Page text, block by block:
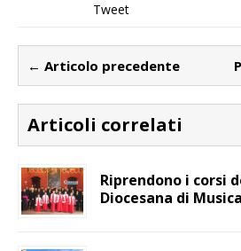
Tweet
← Articolo precedente
Articoli correlati
Riprendono i corsi
Diocesana di